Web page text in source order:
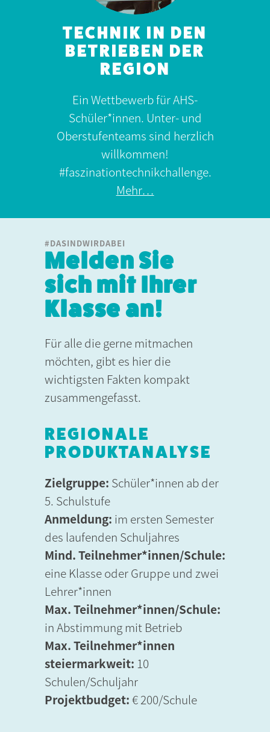
TECHNIK IN DEN
BETRIEBEN DER
REGION
Ein Wettbewerb für AHS-
Schüler*innen. Unter- und
Oberstufenteams sind herzlich
willkommen!
#faszinationtechnikchallenge.
Mehr…
#DASINDWIRDABEI
Melden Sie
sich mit Ihrer
Klasse an!
Für alle die gerne mitmachen
möchten, gibt es hier die
wichtigsten Fakten kompakt
zusammengefasst.
REGIONALE
PRODUKTANALYSE
Zielgruppe: Schüler*innen ab der
5. Schulstufe
Anmeldung: im ersten Semester
des laufenden Schuljahres
Mind. Teilnehmer*innen/Schule:
eine Klasse oder Gruppe und zwei
Lehrer*innen
Max. Teilnehmer*innen/Schule:
in Abstimmung mit Betrieb
Max. Teilnehmer*innen
steiermarkweit: 10
Schulen/Schuljahr
Projektbudget:€ 200/Schule